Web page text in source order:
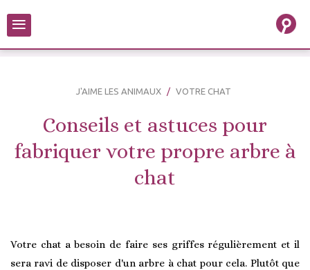
≡
J'AIME LES ANIMAUX VOTRE CHAT
Conseils et astuces pour
fabriquer votre propre arbre à
chat
Votre chat a besoin de faire ses griffes régulièrement et il
sera ravi de disposer d'un arbre à chat pour cela. Plutôt que